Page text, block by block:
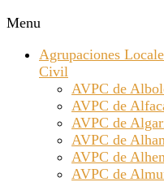
Menu
Agrupaciones
Civil
AVPC de
AVPC de
AVPC de
AVPC de
AVPC de
AVPC de